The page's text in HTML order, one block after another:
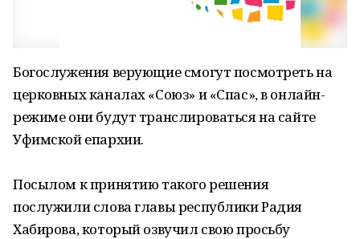
Богослужения верующие смогут посмотреть на
церковных каналах «Союз» и «Спас», в онлайн-
режиме они будут транслироваться на сайте
Уфимской епархии.
Посылом к принятию такого решения
послужили слова главы республики Радия
Хабирова, который озвучил свою просьбу